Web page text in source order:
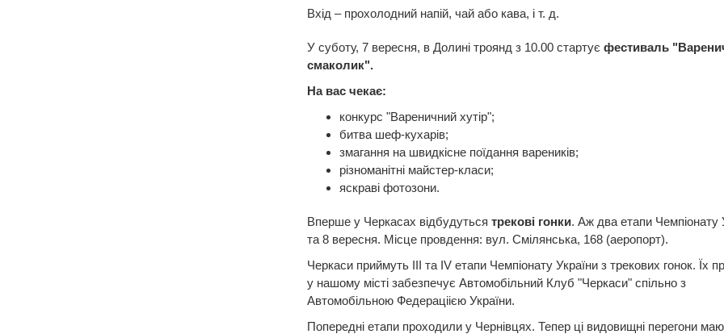
Вхід – прохолодний напій, чай або кава, і т. д.
У суботу, 7 вересня, в Долині троянд з 10.00 стартує фестиваль
смаколик".
На вас чекає:
конкурс "Вареничний хутір";
битва шеф-кухарів;
змагання на швидкісне поїдання вареників;
різноманітні майстер-класи;
яскраві фотозони.
Вперше у Черкасах відбудуться трекові гонки. Аж два етапи Чемпіонату
та 8 вересня. Місце провдення: вул. Смілянська, 168 (аеропорт).
Черкаси приймуть III та IV етапи Чемпіонату України з трекових гонок. Їх
у нашому місті забезпечує Автомобільний Клуб "Черкаси" спільно з
Автомобільною Федераціією України.
Попередні етапи проходили у Чернівцях. Тепер ці видовищні перегони